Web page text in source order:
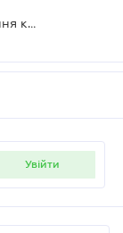
Мінекономіки оновило критерії визначення критично важливих підприємств — зарплати мають стати вищими
увійти